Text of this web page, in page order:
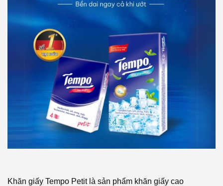
Khăn giấy Tempo Petit là sản phẩm khăn giấy cao